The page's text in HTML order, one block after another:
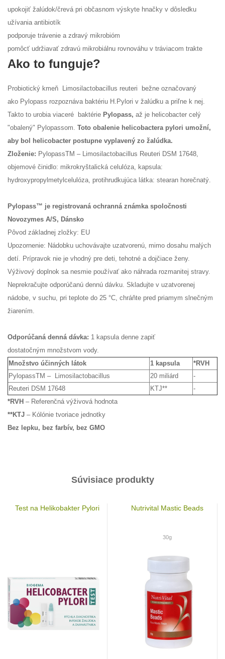
upokojiť žalúdok/črevá pri občasnom výskyte hnačky v dôsledku
užívania antibiotík
podporuje trávenie a zdravý mikrobióm
pomôcť udržiavať zdravú mikrobiálnu rovnováhu v tráviacom trakte
Ako to funguje?
Probiotický kmeň Limosilactobacillus reuteri bežne označovaný
ako Pylopass rozpoznáva baktériu H.Pylori v žalúdku a priľne k nej.
Takto to urobia viaceré baktérie Pylopass, až je helicobacter celý
"obalený" Pylopassom. Toto obalenie helicobactera pylori umožní,
aby bol helicobacter postupne vyplavený zo žalúdka.
Zloženie: PylopassTM – Limosilactobacillus Reuteri DSM 17648,
objemové činidlo: mikrokryštalická celulóza, kapsula:
hydroxypropylmetylcelulóza, protihrudkujúca látka: stearan horečnatý.
Pylopass™ je registrovaná ochranná známka spoločnosti
Novozymes A/S, Dánsko
Pôvod základnej zložky: EU
Upozornenie: Nádobku uchovávajte uzatvorenú, mimo dosahu malých
detí. Prípravok nie je vhodný pre deti, tehotné a dojčiace ženy.
Výživový doplnok sa nesmie používať ako náhrada rozmanitej stravy.
Neprekračujte odporúčanú dennú dávku. Skladujte v uzatvorenej
nádobe, v suchu, pri teplote do 25 °C, chráňte pred priamym slnečným
žiarením.
Odporúčaná denná dávka: 1 kapsula denne zapiť
dostatočným množstvom vody.
Množstvo účinných látok
1 kapsula
*RVH
PylopassTM – Limosilactobacillus
20 miliárd
-
Reuteri DSM 17648
KTJ**
-
*RVH – Referenčná výživová hodnota
**KTJ – Kólónie tvoriace jednotky
Bez lepku, bez farbív, bez GMO
Súvisiace produkty
Test na Helikobakter Pylori Nutrivital Mastic Beads
30g